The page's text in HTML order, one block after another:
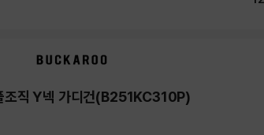
조직 Y넥 가디건(B251KC310P)